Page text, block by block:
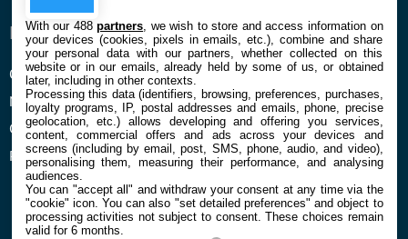
ENTREPRISE
Qui sommes nous
Mentions légales et CGU
Confidentialité et Cookies
Préférences cookies
À PROPOS
La rédaction
Contact
With our 488partners , we wish to store and access information on
your devices (cookies, pixels in emails, etc.), combine and share
your personal data with our partners, whether collected on this
website or in our emails, already held by some of us, or obtained
later, including in other contexts.
Processing this data (identifiers, browsing, preferences, purchases,
loyalty programs, IP, postal addresses and emails, phone, precise
geolocation, etc.) allows developing and offering you services,
content, commercial offers and ads across your devices and
screens (including by email, post, SMS, phone, audio, and video),
personalising them, measuring their performance, and analysing
audiences.
You can "accept all" and withdraw your consent at any time via the
"cookie" icon. You can also "set detailed preferences" and object to
processing activities not subject to consent. These choices remain
valid for 6 months.